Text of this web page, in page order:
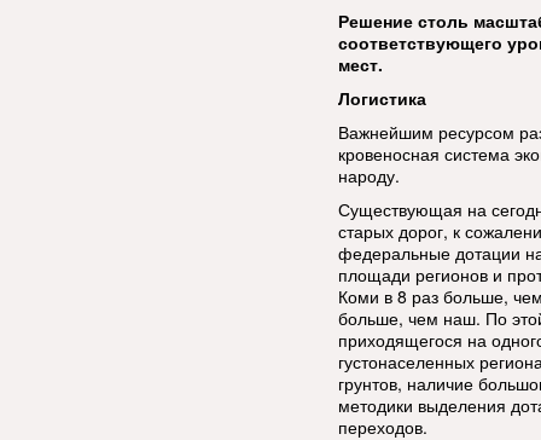
Решение столь
соответствующего
мест.
Логистика
Важнейшим ресурсом
кровеносная система
народу.
Существующая на
старых дорог, к
федеральные дотации
площади регионов и
Коми в 8 раз больше,
больше, чем наш. По
приходящегося на
густонаселенных
грунтов, наличие
методики выделения
переходов.